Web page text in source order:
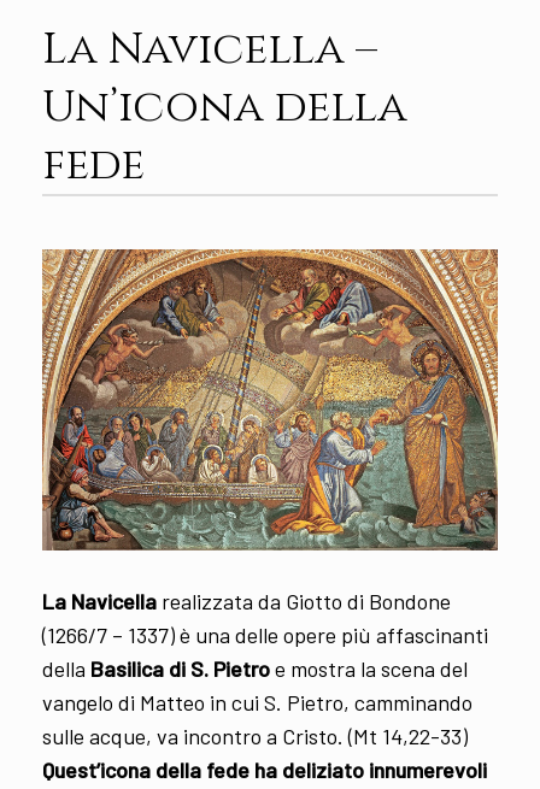
La Navicella –
Un’icona della
fede
La Navicella realizzata da Giotto di Bondone
(1266/7 – 1337) è una delle opere più affascinanti
della Basilica di S. Pietroe mostra la scena del
vangelo di Matteo in cui S. Pietro, camminando
sulle acque, va incontro a Cristo. (Mt 14,22-33)
Quest’icona della fede ha deliziato innumerevoli